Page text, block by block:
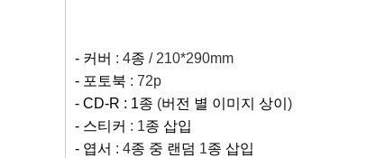
- 커버 : 4종 / 210*290mm
- 포토북 : 72p
- CD-R : 1종 (버전 별 이미지 상이 )
- 스티커 : 1종 삽입
- 엽서 : 4종 중 랜덤 1종 삽입